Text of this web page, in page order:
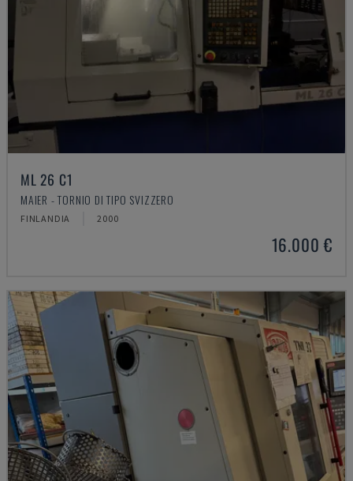
ML 26 C1
MAIER - TORNIO DI TIPO SVIZZERO
FINLANDIA 2000
16.000 €